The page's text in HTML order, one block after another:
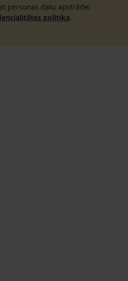
personas datu apstrādei
politika.